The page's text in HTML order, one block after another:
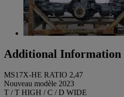
Additional Information
MS17X-HE RATIO 2,47
Nouveau modèle 2023
T / T HIGH / C / D WIDE